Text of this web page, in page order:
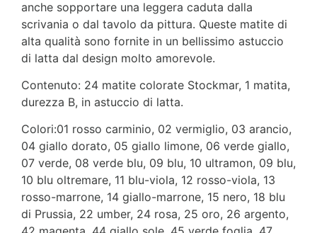
anche sopportare una leggera caduta dalla
scrivania o dal tavolo da pittura. Queste matite di
alta qualità sono fornite in un bellissimo astuccio
di latta dal design molto amorevole.
Contenuto: 24 matite colorate Stockmar, 1 matita,
durezza B, in astuccio di latta.
Colori:01 rosso carminio, 02 vermiglio, 03 arancio,
04 giallo dorato, 05 giallo limone, 06 verde giallo,
07 verde, 08 verde blu, 09 blu, 10 ultramon, 09 blu,
10 blu oltremare, 11 blu-viola, 12 rosso-viola, 13
rosso-marrone, 14 giallo-marrone, 15 nero, 18 blu
di Prussia, 22 umber, 24 rosa, 25 oro, 26 argento,